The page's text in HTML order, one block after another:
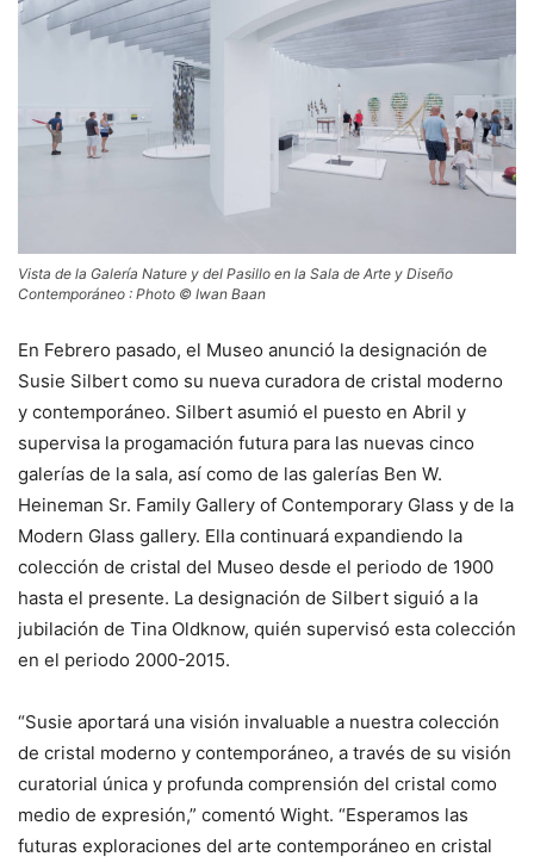
Vista de la Galería Nature y del Pasillo en la Sala de Arte y Diseño
Contemporáneo : Photo © Iwan Baan
En Febrero pasado, el Museo anunció la designación de
Susie Silbert como su nueva curadora de cristal moderno
y contemporáneo. Silbert asumió el puesto en Abril y
supervisa la progamación futura para las nuevas cinco
galerías de la sala, así como de las galerías Ben W.
Heineman Sr. Family Gallery of Contemporary Glass y de la
Modern Glass gallery. Ella continuará expandiendo la
colección de cristal del Museo desde el periodo de 1900
hasta el presente. La designación de Silbert siguió a la
jubilación de Tina Oldknow, quién supervisó esta colección
en el periodo 2000-2015.
“Susie aportará una visión invaluable a nuestra colección
de cristal moderno y contemporáneo, a través de su visión
curatorial única y profunda comprensión del cristal como
medio de expresión,” comentó Wight. “Esperamos las
futuras exploraciones del arte contemporáneo en cristal